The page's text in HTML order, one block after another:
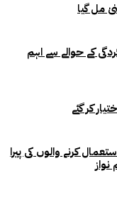
مل گیا
کے حوالے سے اہم
کر گئے
کرنے والوں کی پیرا